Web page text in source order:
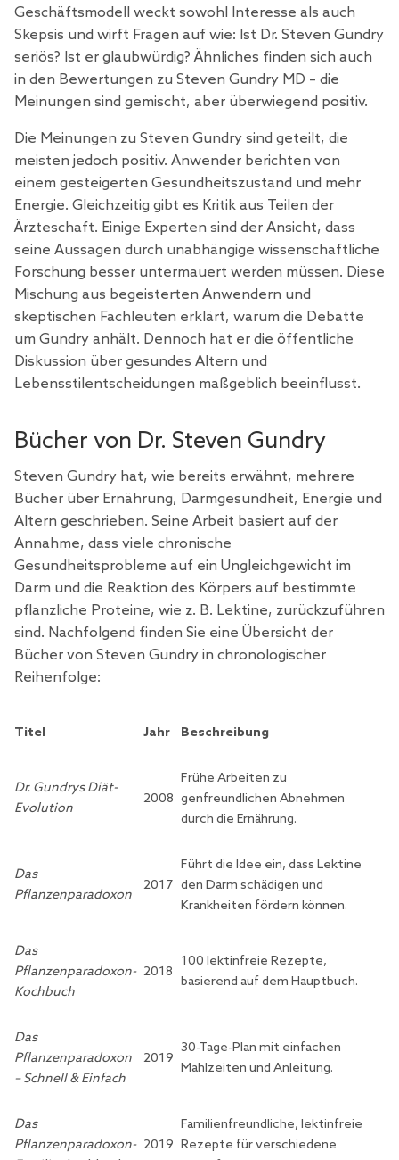
Geschäftsmodell weckt sowohl Interesse als auch
Skepsis und wirft Fragen auf wie: Ist Dr. Steven Gundry
seriös? Ist er glaubwürdig? Ähnliches finden sich auch
in den Bewertungen zu Steven Gundry MD – die
Meinungen sind gemischt, aber überwiegend positiv.
Die Meinungen zu Steven Gundry sind geteilt, die
meisten jedoch positiv. Anwender berichten von
einem gesteigerten Gesundheitszustand und mehr
Energie. Gleichzeitig gibt es Kritik aus Teilen der
Ärzteschaft. Einige Experten sind der Ansicht, dass
seine Aussagen durch unabhängige wissenschaftliche
Forschung besser untermauert werden müssen. Diese
Mischung aus begeisterten Anwendern und
skeptischen Fachleuten erklärt, warum die Debatte
um Gundry anhält. Dennoch hat er die öffentliche
Diskussion über gesundes Altern und
Lebensstilentscheidungen maßgeblich beeinflusst.
Bücher von Dr. Steven Gundry
Steven Gundry hat, wie bereits erwähnt, mehrere
Bücher über Ernährung, Darmgesundheit, Energie und
Altern geschrieben. Seine Arbeit basiert auf der
Annahme, dass viele chronische
Gesundheitsprobleme auf ein Ungleichgewicht im
Darm und die Reaktion des Körpers auf bestimmte
pflanzliche Proteine, wie z. B. Lektine, zurückzuführen
sind. Nachfolgend finden Sie eine Übersicht der
Bücher von Steven Gundry in chronologischer
Reihenfolge:
Titel Jahr Beschreibung
Dr. Gundrys Diät-
Evolution
2008
Frühe Arbeiten zu
genfreundlichen Abnehmen
durch die Ernährung.
Das
Pflanzenparadoxon
2017
Führt die Idee ein, dass Lektine
den Darm schädigen und
Krankheiten fördern können.
Das
Pflanzenparadoxon-
Kochbuch
2018
100 lektinfreie Rezepte,
basierend auf dem Hauptbuch.
Das
Pflanzenparadoxon
– Schnell & Einfach
2019
30-Tage-Plan mit einfachen
Mahlzeiten und Anleitung.
Das
Pflanzenparadoxon- 2019
Familienfreundliche, lektinfreie
Rezepte für verschiedene